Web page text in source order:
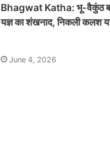
Bhagwat Katha: भू-वैकुंठ
यज्ञ का शंखनाद, निकली कलश
June 4, 2026